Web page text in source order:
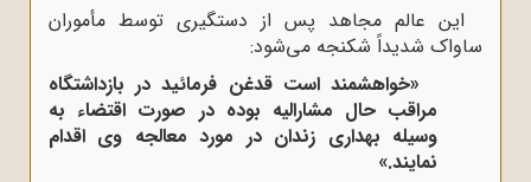
این عالم مجاهد پس از دستگیری توسط مأموران
ساواک شدیداً شکنجه می‌شود:
«خواهشمند است قدغن فرمائید در بازداشتگاه
مراقب حال مشارالیه بوده در صورت اقتضاء به
وسیله بهداری زندان در مورد معالجه وی اقدام
نمایند.»